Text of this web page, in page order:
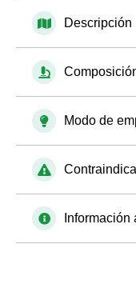
Descripción
Modo de
Información